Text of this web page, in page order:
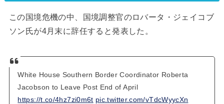
この国境危機の中、国境調整官のロバータ・ジェイコブ
ソン氏が4月末に辞任すると発表した。
White House Southern Border Coordinator Roberta
Jacobson to Leave Post End of April
https://t.co/4hz7zi0m6t pic.twitter.com/vTdcWyycXn